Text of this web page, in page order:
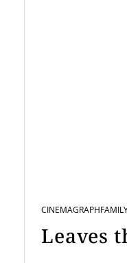
CINEMAGRAPH
Leaves